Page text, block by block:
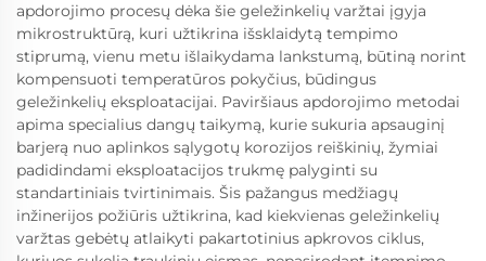
apdorojimo procesų dėka šie geležinkelių varžtai įgyja
mikrostruktūrą, kuri užtikrina išsklaidytą tempimo
stiprumą, vienu metu išlaikydama lankstumą, būtiną norint
kompensuoti temperatūros pokyčius, būdingus
geležinkelių eksploatacijai. Paviršiaus apdorojimo metodai
apima specialius dangų taikymą, kurie sukuria apsauginį
barjerą nuo aplinkos sąlygotų korozijos reiškinių, žymiai
padidindami eksploatacijos trukmę palyginti su
standartiniais tvirtinimais. Šis pažangus medžiagų
inžinerijos požiūris užtikrina, kad kiekvienas geležinkelių
varžtas gebėtų atlaikyti pakartotinius apkrovos ciklus,